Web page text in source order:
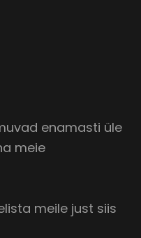
enamasti üle
meie
meile just siis